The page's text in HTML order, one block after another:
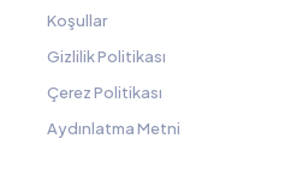
Koşullar
Gizlilik Politikası
Çerez Politikası
Aydınlatma Metni